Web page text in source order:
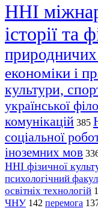
ННІ
історії та
економіки і
культури,
української
комунікацій 385
соціальної
іноземних мов
ННІ фізичної
психологічний
освітніх технологій
ЧНУ 142 перемога